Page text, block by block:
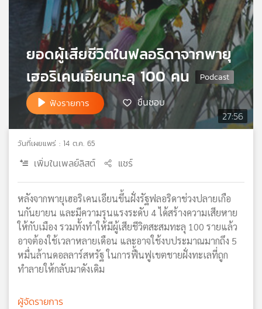
เครือ
เอส
เครือ
ข่าย
27:56
ยอดผู้เสียชีวิตในฟลอริดาจากพายุ
เฮอริเคนเอียนทะลุ 100 คน
ฟังรายการ ชื่นชอบ
วันที่เผยแพร่ : 14 ต.ค. 65
เพิ่มในเพลย์ลิสต์ แชร์
หลังจากพายุเฮอริเคนเอียนขึ้นฝั่งรัฐฟลอริดาช่วงปลายเกือ
นกันยายน และมีความรุนแรงระดับ 4 ได้สร้างความเสียหาย
ให้กับเมือง รวมทั้งทำให้มีผู้เสียชีวิตสะสมทะลุ 100 รายแล้ว
อาจต้องใช้เวลาหลายเดือน และอาจใช้งบประมาณมากถึง 5
หมื่นล้านดอลลาร์สหรัฐ ในการฟื้นฟูเขตชายฝั่งทะเลที่ถูก
ทำลายให้กลับมาดังเดิม
ผู้จัดรายการ